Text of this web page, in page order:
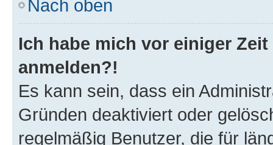
Nach oben
Ich habe mich vor einiger
anmelden?!
Es kann sein, dass ein
Gründen deaktiviert oder
regelmäßig Benutzer, die für